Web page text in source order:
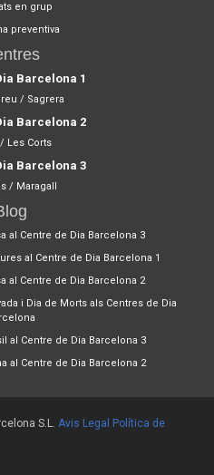
en grup
preventiva
Barcelona 1
/ Sagrera
Barcelona 2
Les Corts
Barcelona 3
/ Maragall
al Centre de Dia Barcelona 3
al Centre de Dia Barcelona 1
al Centre de Dia Barcelona 2
i Dia de Morts als Centres de Dia
al Centre de Dia Barcelona 3
al Centre de Dia Barcelona 2
S.L. Avis Legal
Política de